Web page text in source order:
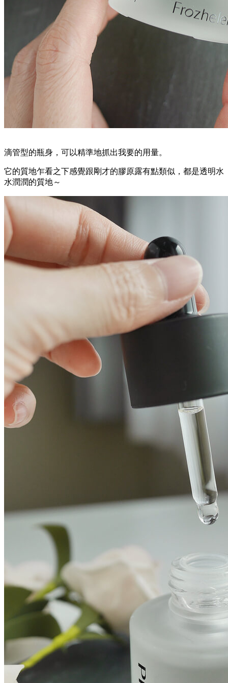
滴管型的瓶身，可以精準地抓出我要的用量。
它的質地乍看之下感覺跟剛才的膠原露有點類似，都是透明水
水潤潤的質地～